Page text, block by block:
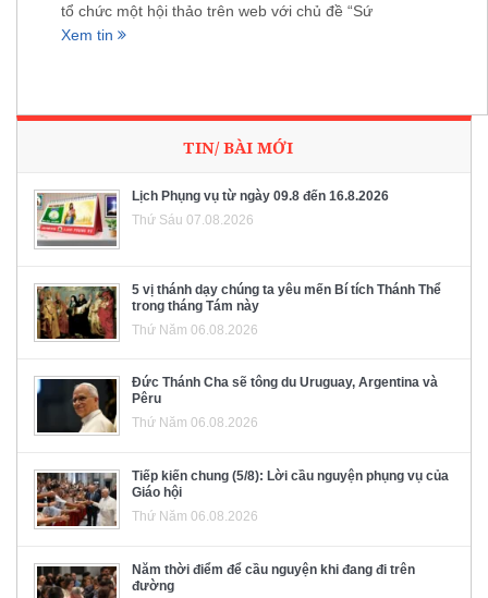
tổ chức một hội thảo trên web với chủ đề “Sứ
Xem tin
TIN/ BÀI MỚI
Lịch Phụng vụ từ ngày 09.8 đến 16.8.2026
Thứ Sáu 07.08.2026
5 vị thánh dạy chúng ta yêu mến Bí tích Thánh Thể
trong tháng Tám này
Thứ Năm 06.08.2026
Đức Thánh Cha sẽ tông du Uruguay, Argentina và
Pêru
Thứ Năm 06.08.2026
Tiếp kiến chung (5/8): Lời cầu nguyện phụng vụ của
Giáo hội
Thứ Năm 06.08.2026
Năm thời điểm để cầu nguyện khi đang đi trên
đường